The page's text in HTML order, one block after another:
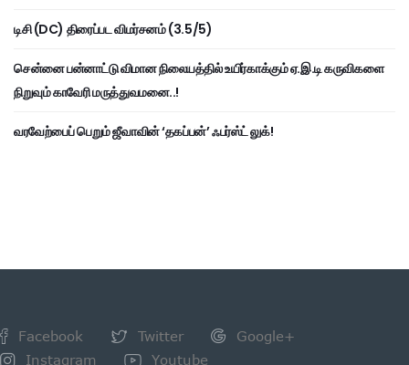
டிசி (DC) திரைப்பட விமர்சனம் (3.5/5)
சென்னை பன்னாட்டு விமான நிலையத்தில் உயிர்காக்கும் ஏ.இ.டி கருவிகளை
நிறுவும் காவேரி மருத்துவமனை..!
வரவேற்பைப் பெறும் ஜீவாவின் ‘தகப்பன்’ ஃபர்ஸ்ட் லுக்!
Facebook Twitter
Google+
Instagram
Youtube